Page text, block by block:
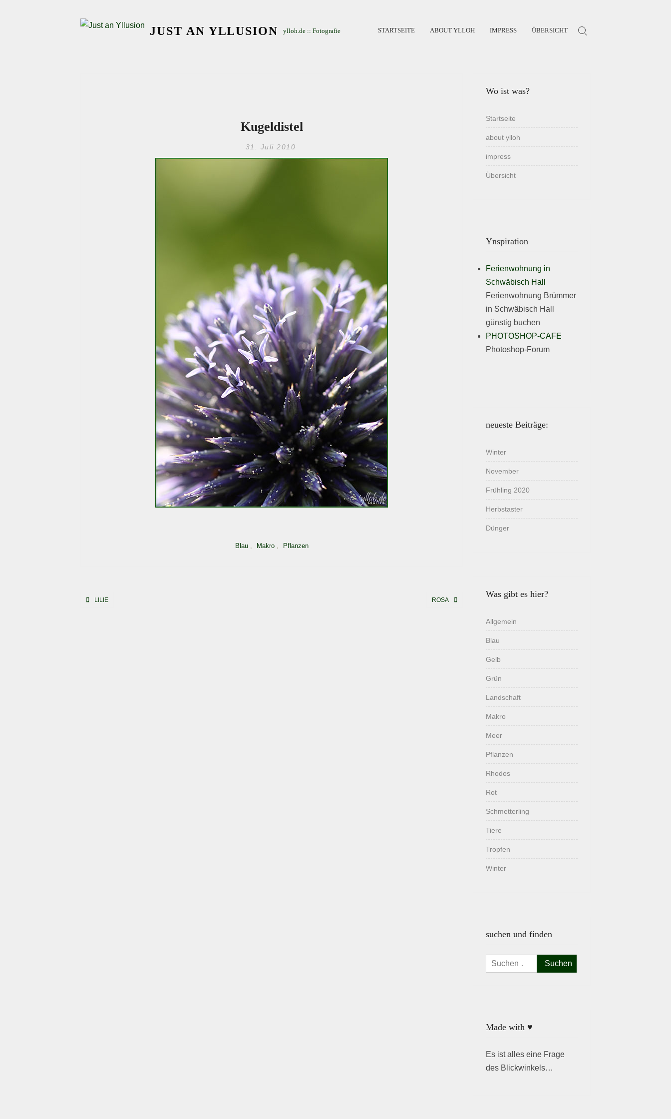
JUST AN YLLUSION ylloh.de :: Fotografie STARTSEITE ABOUT YLLOH IMPRESS ÜBERSICHT Search for:
Kugeldistel
31. Juli 2010
Blau, Makro, Pflanzen
Beitragsnavigation
LILIE ROSA
Wo ist was?
Startseite
about ylloh
impress
Übersicht
Ynspiration
Ferienwohnung in
Schwäbisch Hall
Ferienwohnung Brümmer
in Schwäbisch Hall
günstig buchen
PHOTOSHOP-CAFE
Photoshop-Forum
neueste Beiträge:
Winter
November
Frühling 2020
Herbstaster
Dünger
Was gibt es hier?
Allgemein
Blau
Gelb
Grün
Landschaft
Makro
Meer
Pflanzen
Rhodos
Rot
Schmetterling
Tiere
Tropfen
Winter
suchen und finden
Suchen
nach:
Made with ♥
Es ist alles eine Frage
des Blickwinkels…